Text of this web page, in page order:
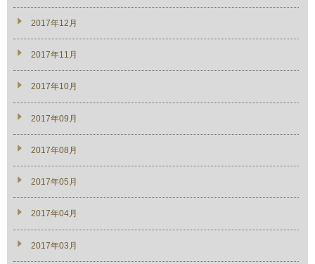
2017年12月
2017年11月
2017年10月
2017年09月
2017年08月
2017年05月
2017年04月
2017年03月